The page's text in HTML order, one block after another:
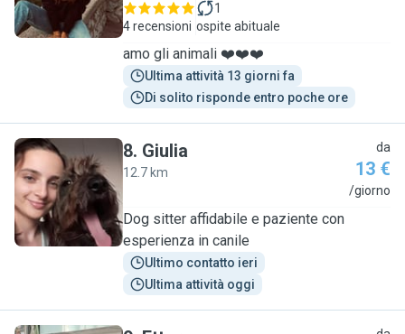
4 recensioni
1
ospite abituale
amo gli animali ❤️❤️❤️
Ultima attività 13 giorni fa
Di solito risponde entro poche ore
G
8. Giulia
12.7 km
da
13 €
/giorno
Dog sitter affidabile e paziente con
esperienza in canile
Ultimo contatto ieri
Ultima attività oggi